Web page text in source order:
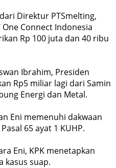
Direktur PTSmelting,
Connect Indonesia
Rp 100 juta dan 40 ribu
Ibrahim, Presiden
Rp5 miliar lagi dari Samin
Energi dan Metal.
Eni memenuhi dakwaan
65 ayat 1 KUHP.
Eni, KPK menetapkan
kasus suap.